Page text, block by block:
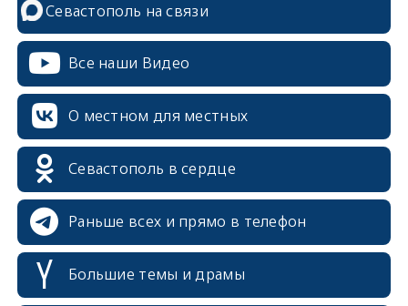
Севастополь на связи
Все наши Видео
О местном для местных
Севастополь в сердце
Раньше всех и прямо в телефон
Большие темы и драмы
erid: 2SDnjcrDNw6